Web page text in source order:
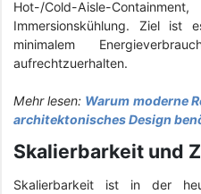
Hot-/Cold-Aisle-
Immersionskühlung. Ziel ist
minimalem
aufrechtzuerhalten.
Mehr lesen: Warum moderne
architektonisches Design
Skalierbarkeit und
Skalierbarkeit ist in der